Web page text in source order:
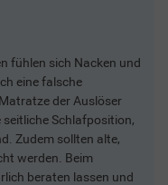
fühlen sich Nacken und
eine falsche
der Auslöser
seitliche Schlafposition,
Zudem sollten alte,
werden. Beim
beraten lassen und